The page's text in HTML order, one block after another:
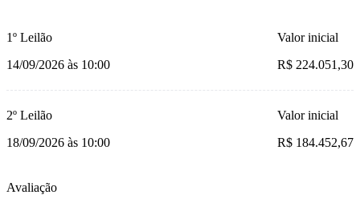
1º Leilão
14/09/2026 às 10:00
Valor inicial
R$ 224.051,30
2º Leilão
18/09/2026 às 10:00
Valor inicial
R$ 184.452,67
Avaliação